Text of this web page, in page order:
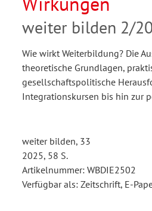
weiter bilden 2/
Wie wirkt Weiterbildung? Die
theoretische Grundlagen,
gesellschaftspolitische
Integrationskursen bis hin zur
weiter bilden, 33
2025, 58 S.
Artikelnummer: WBDIE2502
Verfügbar als: Zeitschrift, E-